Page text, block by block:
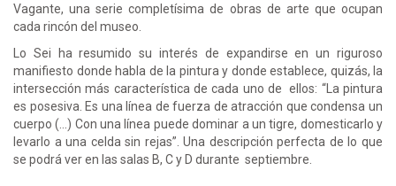
Vagante, una serie completísima de obras de arte que ocupan
cada rincón del museo.
Lo Sei ha resumido su interés de expandirse en un riguroso
manifiesto donde habla de la pintura y donde establece, quizás, la
intersección más característica de cada uno de ellos: “La pintura
es posesiva. Es una línea de fuerza de atracción que condensa un
cuerpo (…) Con una línea puede dominar a un tigre, domesticarlo y
levarlo a una celda sin rejas”. Una descripción perfecta de lo que
se podrá ver en las salas B, C y D durante septiembre.